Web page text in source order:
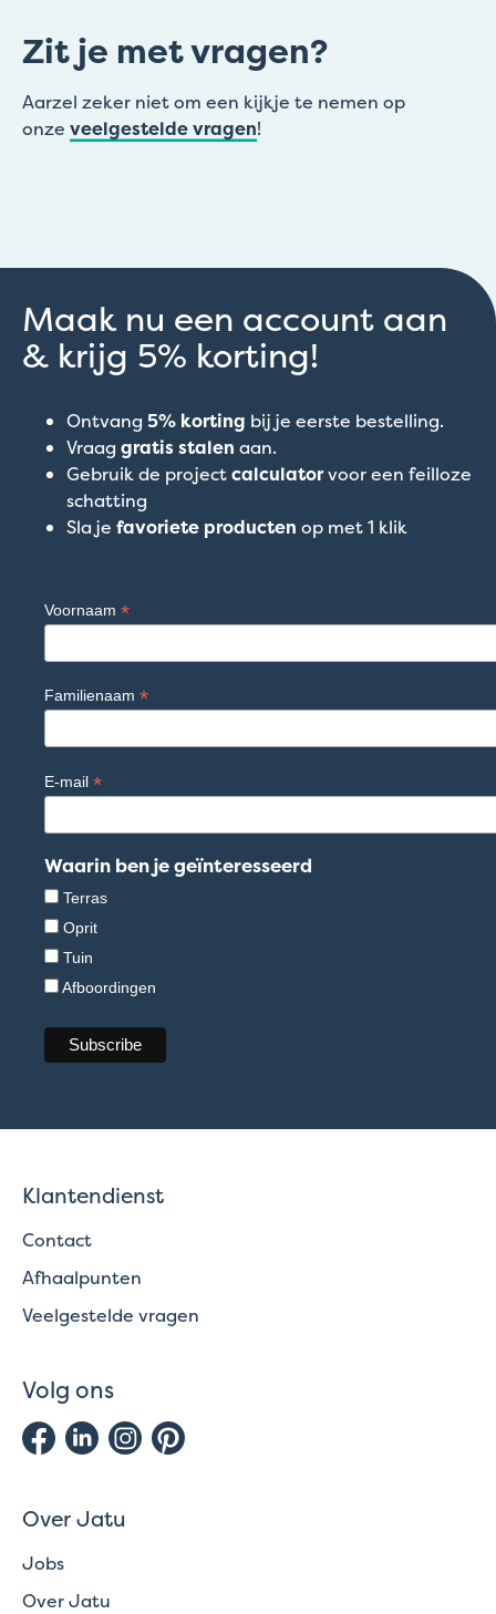
Zit je met vragen?
Aarzel zeker niet om een kijkje te nemen op
onze veelgestelde vragen!
Maak nu een account aan
& krijg 5% korting!
Ontvang 5% korting bij je eerste bestelling.
Vraag gratis stalen aan.
Gebruik de projectcalculatorvoor een feilloze
schatting
Sla je favoriete producten op met 1 klik
Voornaam *
Familienaam *
E-mail *
Waarin ben je geïnteresseerd
Terras
Oprit
Tuin
Afboordingen
Klantendienst
Contact
Afhaalpunten
Veelgestelde vragen
Volg ons
Over Jatu
Jobs
Over Jatu